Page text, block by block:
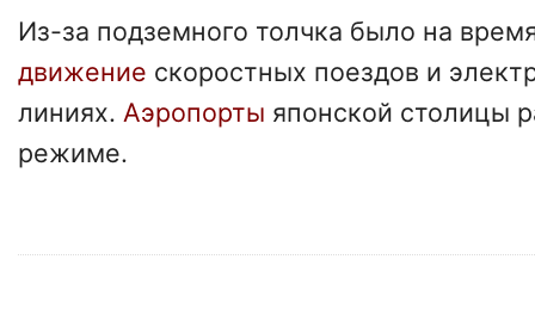
Из-за подземного толчка было на
движение скоростных поездов и
линиях. Аэропорты японской столицы
режиме.